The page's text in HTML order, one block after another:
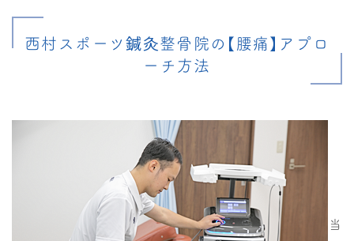
西村スポーツ鍼灸整骨院の【腰痛】アプロ
ーチ方法
当